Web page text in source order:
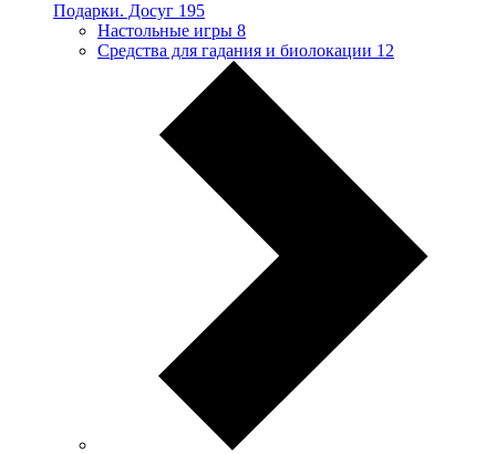
Подарки. Досуг 195
Настольные игры 8
Средства для гадания и биолокации 12